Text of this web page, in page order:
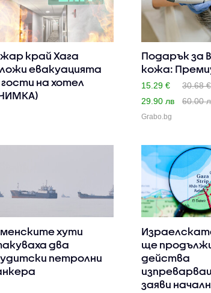
край Хага
евакуацията
гости на хотел
Подарък за
кожа:
за лиц..
15.29 €
30.68 €
29.90 лв
60.00
Grabo.bg
хути
два
петролни
ще
действа
заяви